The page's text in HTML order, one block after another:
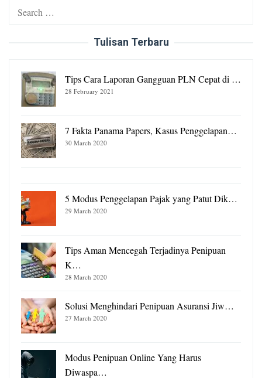
Search
Tulisan Terbaru
Tips Cara Laporan Gangguan PLN Cepat di …
28 February 2021
7 Fakta Panama Papers, Kasus Penggelapan…
30 March 2020
5 Modus Penggelapan Pajak yang Patut Dik…
29 March 2020
Tips Aman Mencegah Terjadinya Penipuan
K…
28 March 2020
Solusi Menghindari Penipuan Asuransi Jiw…
27 March 2020
Modus Penipuan Online Yang Harus
Diwaspa…